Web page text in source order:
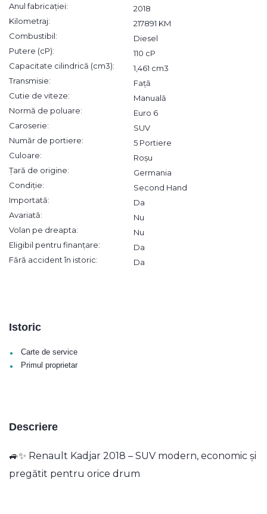
Anul fabricației:
2018
Kilometraj:
217891 KM
Combustibil:
Diesel
Putere (cP):
110 cP
Capacitate cilindrică (cm3):
1,461 cm3
Transmisie:
Față
Cutie de viteze:
Manuală
Normă de poluare:
Euro 6
Caroserie:
SUV
Număr de portiere:
5 Portiere
Culoare:
Roșu
Țară de origine:
Germania
Condiție:
Second Hand
Importată:
Da
Avariată:
Nu
Volan pe dreapta:
Nu
Eligibil pentru finanțare:
Da
Fără accident în istoric:
Da
Istoric
• Carte de service
• Primul proprietar
Descriere
🚙✨ Renault Kadjar 2018 – SUV modern, economic și
pregătit pentru orice drum